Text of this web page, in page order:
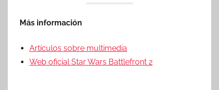
Más información
Artículos sobre multimedia
Web oficial Star Wars Battlefront 2